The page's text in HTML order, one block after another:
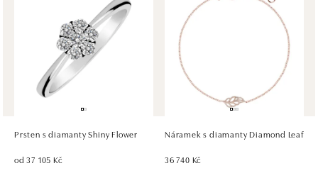
HALADA OC Avion, Bratislava
Ivanská cesta 16, 821 04 Bratislava
tel.: +421 917 090 372
zítra otevřeno od 09:00
HALADA OC Eurovea, Bratislava
Pribinova 8, 811 09 Bratislava
zítra otevřeno od 10:00
Prsten s diamanty Shiny Flower
od 37 105 Kč
Náramek s diamanty Diamond Leaf
36 740 Kč